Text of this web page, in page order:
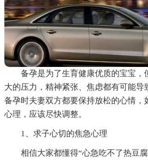
备孕是为了生育健康优质的宝宝，
大的压力，精神紧张、焦虑都有可能导
备孕时夫妻双方都要保持放松的心情，
心理，应该尽快调整。
1、求子心切的焦急心理
相信大家都懂得“心急吃不了热豆